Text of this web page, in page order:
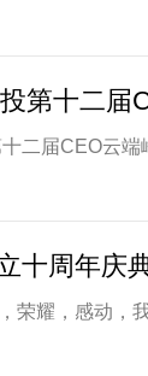
第十二届
二届CEO云端
十周年庆
荣耀，感动，